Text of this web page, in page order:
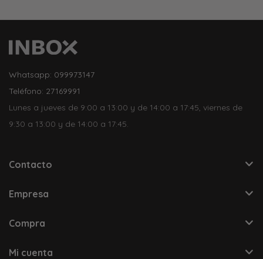
Whatsapp: 099973147
Teléfono: 27169991
Lunes a jueves de 9:00 a 13:00 y de 14:00 a 17:45, viernes de
9:30 a 13:00 y de 14:00 a 17:45.
Contacto
Empresa
Compra
Mi cuenta